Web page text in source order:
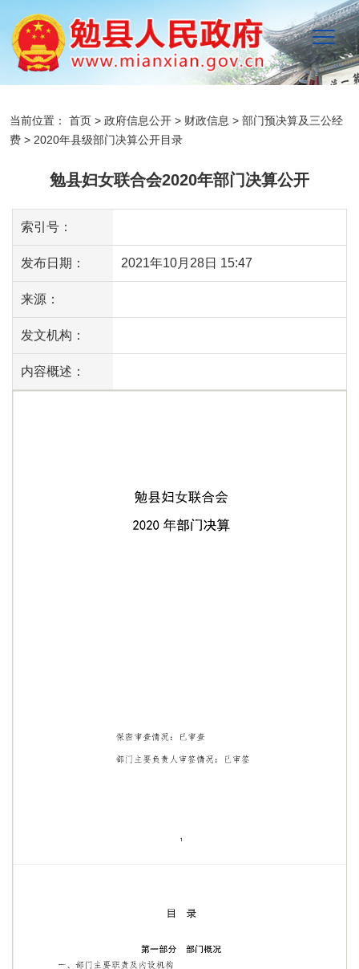
当前位置： 首页 > 政府信息公开 > 财政信息 > 部门预决算及三公经
费 > 2020年县级部门决算公开目录
勉县妇女联合会2020年部门决算公开
索引号：
发布日期： 2021年10月28日 15:47
来源：
发文机构：
内容概述：